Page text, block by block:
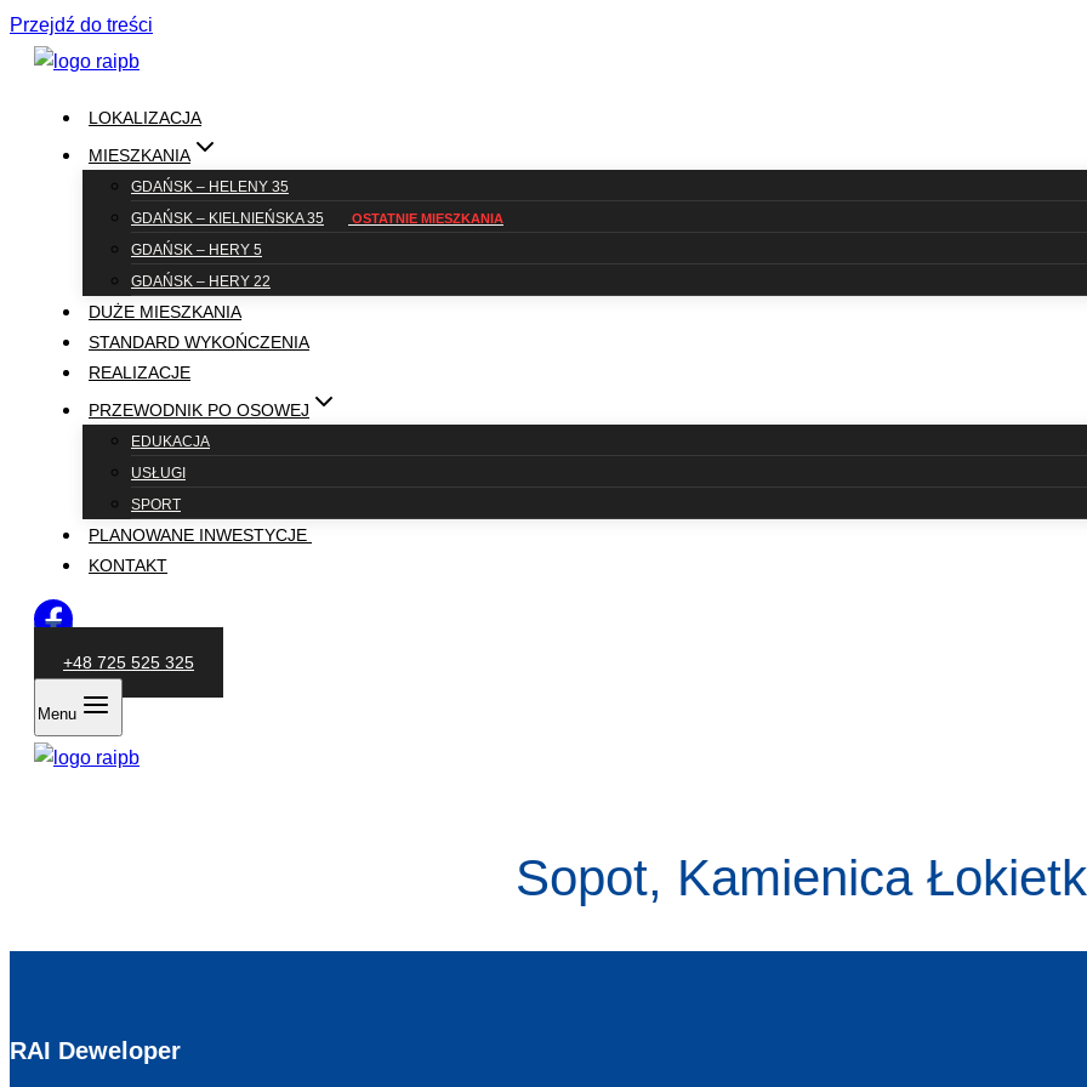
Przejdź do treści
LOKALIZACJA
MIESZKANIA
GDAŃSK – HELENY 35
GDAŃSK – KIELNIEŃSKA 35
GDAŃSK – HERY 5
GDAŃSK – HERY 22
DUŻE MIESZKANIA
STANDARD WYKOŃCZENIA
REALIZACJE
PRZEWODNIK PO OSOWEJ
EDUKACJA
USŁUGI
SPORT
PLANOWANE INWESTYCJE
KONTAKT
+48 725 525 325
Menu
Sopot, Kamienica
RAI Deweloper